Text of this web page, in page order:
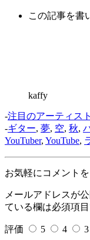
この記事を書
kaffy
-注目のアーティスト
-ギター, 夢, 空, 秋,
YouTuber, YouTube,
お気軽にコメントを
メールアドレスが
ている欄は必須項
評価 5 4 3